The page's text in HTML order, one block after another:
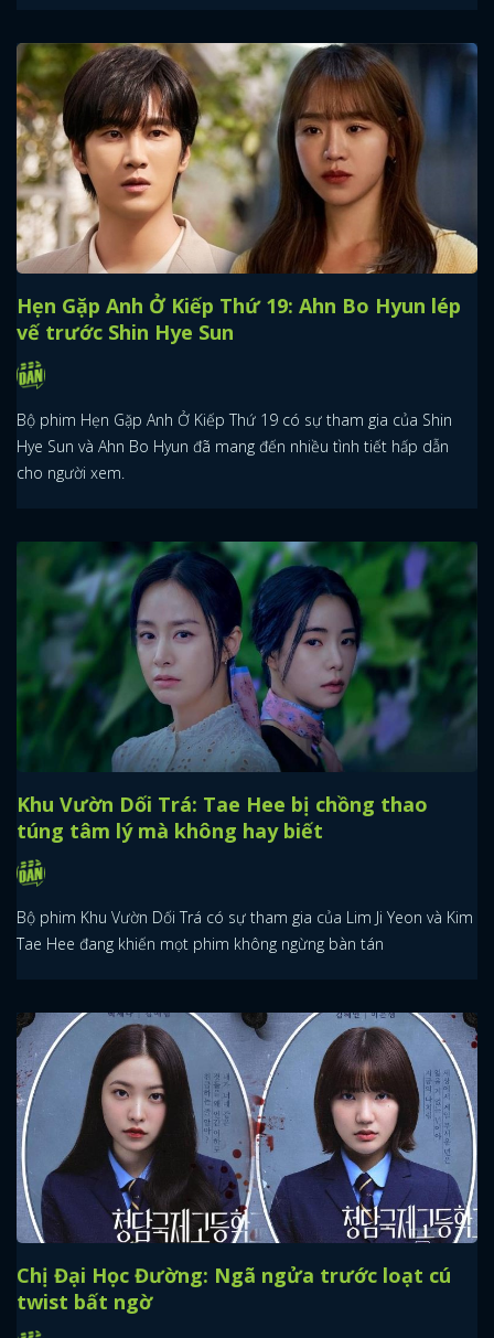
Hẹn Gặp Anh Ở Kiếp Thứ 19: Ahn Bo Hyun lép
vế trước Shin Hye Sun
Bộ phim Hẹn Gặp Anh Ở Kiếp Thứ 19 có sự tham gia của Shin
Hye Sun và Ahn Bo Hyun đã mang đến nhiều tình tiết hấp dẫn
cho người xem.
Khu Vườn Dối Trá: Tae Hee bị chồng thao
túng tâm lý mà không hay biết
Bộ phim Khu Vườn Dối Trá có sự tham gia của Lim Ji Yeon và Kim
Tae Hee đang khiến mọt phim không ngừng bàn tán
Chị Đại Học Đường: Ngã ngửa trước loạt cú
twist bất ngờ